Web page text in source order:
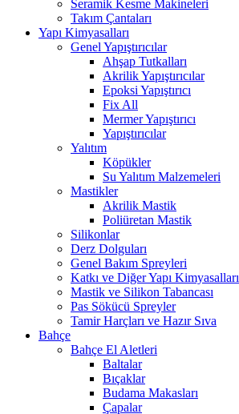
Seramik Kesme Makineleri
Takım Çantaları
Yapı Kimyasalları
Genel Yapıştırıcılar
Ahşap Tutkalları
Akrilik Yapıştırıcılar
Epoksi Yapıştırıcı
Fix All
Mermer Yapıştırıcı
Yapıştırıcılar
Yalıtım
Köpükler
Su Yalıtım Malzemeleri
Mastikler
Akrilik Mastik
Poliüretan Mastik
Silikonlar
Derz Dolguları
Genel Bakım Spreyleri
Katkı ve Diğer Yapı Kimyasalları
Mastik ve Silikon Tabancası
Pas Sökücü Spreyler
Tamir Harçları ve Hazır Sıva
Bahçe
Bahçe El Aletleri
Baltalar
Bıçaklar
Budama Makasları
Çapalar